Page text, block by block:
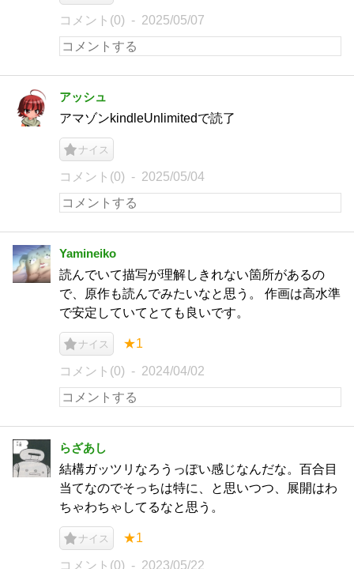
コメント(0) 2025/05/07
アッシュ
アマゾンkindleUnlimitedで読了
ナイス
コメント(0) 2025/05/04
Yamineiko
読んでいて描写が理解しきれない箇所があるの
で、原作も読んでみたいなと思う。 作画は高水準
で安定していてとても良いです。
ナイス ★1
コメント(0) 2024/04/02
らざあし
結構ガッツリなろうっぽい感じなんだな。百合目
当てなのでそっちは特に、と思いつつ、展開はわ
ちゃわちゃしてるなと思う。
ナイス ★1
コメント(0) 2023/05/22